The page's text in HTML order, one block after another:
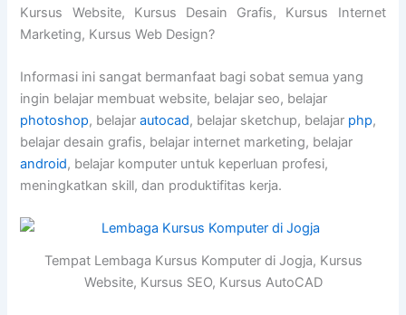
Kursus Website, Kursus Desain Grafis, Kursus Internet
Marketing, Kursus Web Design?
Informasi ini sangat bermanfaat bagi sobat semua yang
ingin belajar membuat website, belajar seo, belajar
photoshop, belajarautocad, belajar sketchup, belajar php,
belajar desain grafis, belajar internet marketing, belajar
android, belajar komputer untuk keperluan profesi,
meningkatkan skill, dan produktifitas kerja.
Tempat Lembaga Kursus Komputer di Jogja, Kursus
Website, Kursus SEO, Kursus AutoCAD